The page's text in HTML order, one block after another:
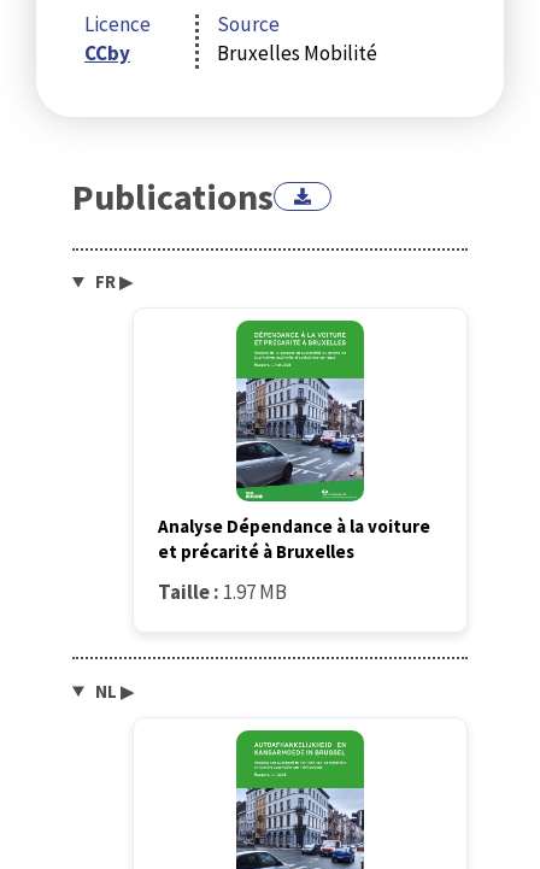
Licence
CCby
Source
Bruxelles Mobilité
Publications
FR▶
Analyse Dépendance à la voiture
et précarité à Bruxelles
Taille : 1.97 MB
NL ▶